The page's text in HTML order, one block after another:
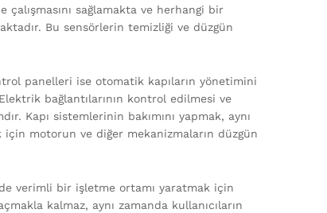
sağlamakta ve herhangi bir
Bu sensörlerin temizliği ve düzgün
panelleri ise otomatik kapıların yönetimini
bağlantılarının kontrol edilmesi ve
Kapı sistemlerinin bakımını yapmak, aynı
motorun ve diğer mekanizmaların düzgün
verimli bir işletme ortamı yaratmak için
kalmaz, aynı zamanda kullanıcıların